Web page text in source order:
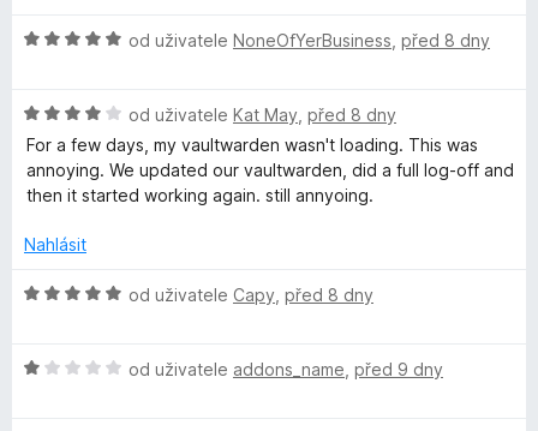
n
s
p
r
á
v
n
1
z
5
H
n
o
c
e
í
5
od uživatele NoneOfYerBusiness před 8 dny
H
o
d
n
c
n
4
od uživatele Kat May před 8 dny
For a few days, my vaultwarden wasn't loading. This was
annoying. We updated our vaultwarden, did a full log-off and
then it started working again. still annyoing.
Nahlásit
H
n
od uživatele Capy před 8 dny
H
od uživatele addons_name před 9 dny